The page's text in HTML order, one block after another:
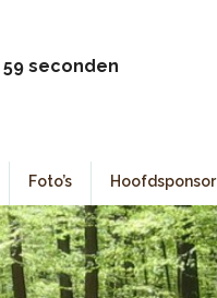
59 seconden
Foto’s